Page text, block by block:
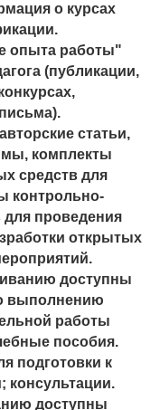
о курсах
опыта работы"
(публикации,
статьи,
комплекты
средств для
контрольно-
проведения
открытых
доступны
выполнению
работы
пособия.
подготовки к
консультации.
доступны